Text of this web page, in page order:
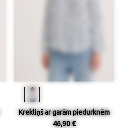
Krekliņš ar garām piedurknēm
46,90 €